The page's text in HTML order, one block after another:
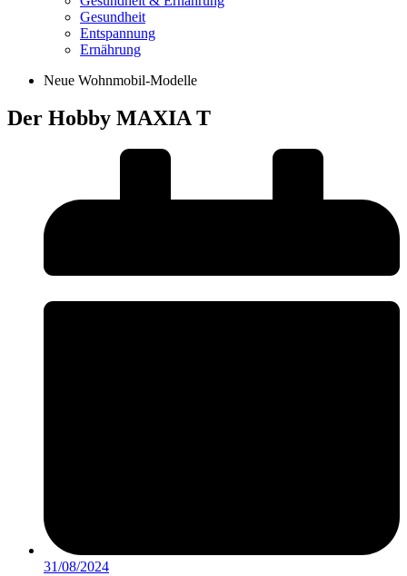
Gesundheit
Entspannung
Ernährung
Neue Wohnmobil-Modelle
Der Hobby MAXIA T
31/08/2024